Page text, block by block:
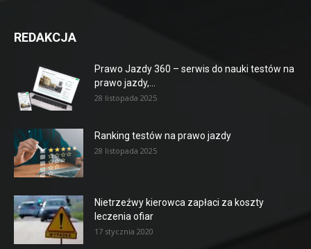
REDAKCJA
Prawo Jazdy 360 – serwis do nauki testów na
prawo jazdy,...
28 listopada 2025
Ranking testów na prawo jazdy
28 listopada 2025
Nietrzeźwy kierowca zapłaci za koszty
leczenia ofiar
17 stycznia 2020